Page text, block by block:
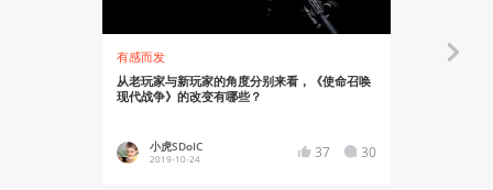
有感而发
从老玩家与新玩家的角度分别来看，《使命召唤
现代战争》的改变有哪些？
小虎SDoIC
2019-10-24 37 30
知识挖掘机